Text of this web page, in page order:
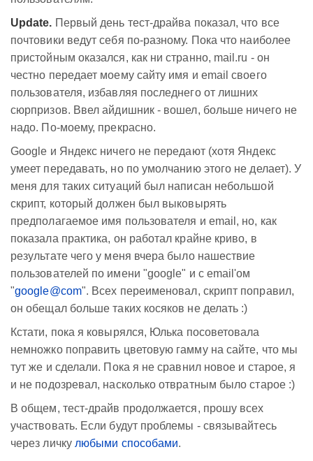
Update. Первый день тест-драйва показал, что все
почтовики ведут себя по-разному. Пока что наиболее
пристойным оказался, как ни странно, mail.ru - он
честно передает моему сайту имя и email своего
пользователя, избавляя последнего от лишних
сюрпризов. Ввел айдишник - вошел, больше ничего не
надо. По-моему, прекрасно.
Google и Яндекс ничего не передают (хотя Яндекс
умеет передавать, но по умолчанию этого не делает). У
меня для таких ситуаций был написан небольшой
скрипт, который должен был выковырять
предполагаемое имя пользователя и email, но, как
показала практика, он работал крайне криво, в
результате чего у меня вчера было нашествие
пользователей по имени "google" и с email'ом
"google@com". Всех переименовал, скрипт поправил,
он обещал больше таких косяков не делать :)
Кстати, пока я ковырялся, Юлька посоветовала
немножко поправить цветовую гамму на сайте, что мы
тут же и сделали. Пока я не сравнил новое и старое, я
и не подозревал, насколько отвратным было старое :)
В общем, тест-драйв продолжается, прошу всех
участвовать. Если будут проблемы - связывайтесь
через личку любыми способами.